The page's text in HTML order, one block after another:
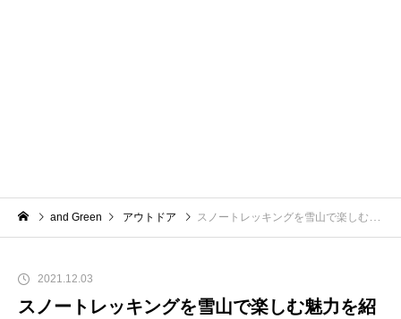
and Green アウトドア スノートレッキングを雪山で楽しむ魅力を紹介！
2021.12.03
スノートレッキングを雪山で楽しむ魅力を紹